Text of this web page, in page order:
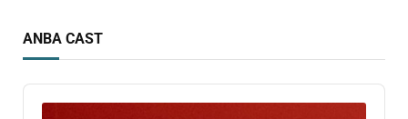
ANBA CAST
Audio
Player